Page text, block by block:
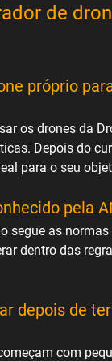
de
próprio
os drones da
Depois do
para o seu
pela
segue as normas
dentro das
depois de
com